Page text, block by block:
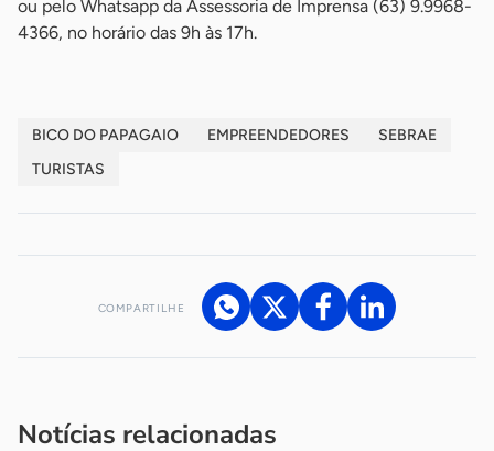
ou pelo Whatsapp da Assessoria de Imprensa (63) 9.9968-
4366, no horário das 9h às 17h.
BICO DO PAPAGAIO EMPREENDEDORES
SEBRAE
TURISTAS
COMPARTILHE
Notícias relacionadas